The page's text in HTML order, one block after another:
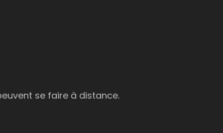
se faire à distance.